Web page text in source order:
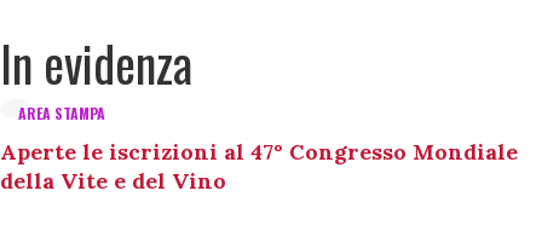
In evidenza
AREA STAMPA
Aperte le iscrizioni al 47° Congresso Mondiale
della Vite e del Vino